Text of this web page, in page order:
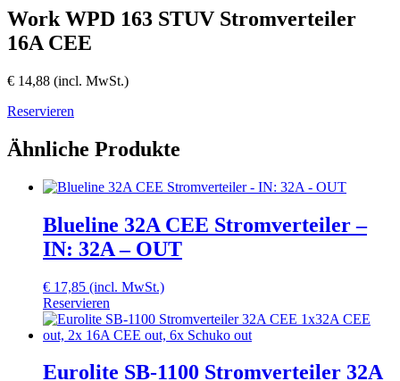
Work WPD 163 STUV Stromverteiler
16A CEE
€ 14,88 (incl. MwSt.)
Reservieren
Ähnliche Produkte
Blueline 32A CEE Stromverteiler –
IN: 32A – OUT
€ 17,85 (incl. MwSt.)
Reservieren
Eurolite SB-1100 Stromverteiler 32A